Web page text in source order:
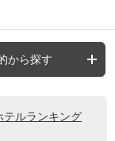
から探す
テルランキング